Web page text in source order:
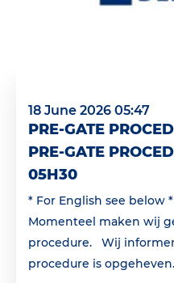
18 June 2026 05:47
PRE-GATE
PRE-GATE
05H30
* For English see below
Momenteel maken wij
procedure. Wij
procedure is opgeheven.